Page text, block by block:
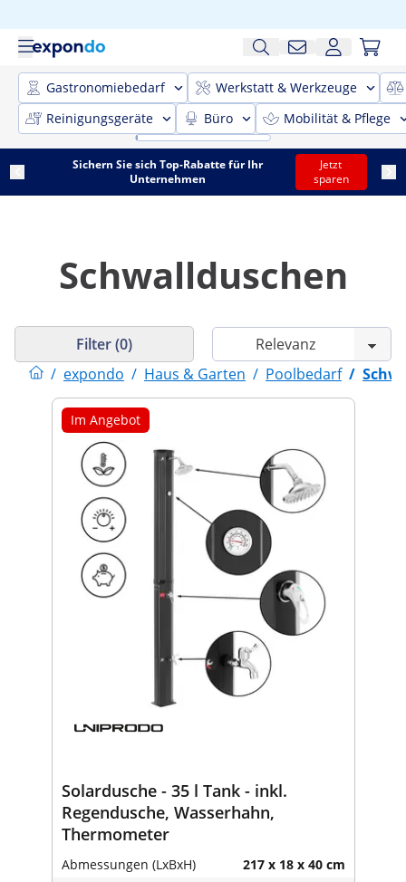
Gastronomiebedarf
Werkstatt & Werkzeuge
Reinigungsgeräte
Büro Mobilität & Pflege
Sichern Sie sich Top-Rabatte für Ihr
Unternehmen
Jetzt
sparen
Schwallduschen
/ expondo / Haus & Garten / Poolbedarf /
Filter (0)
Im Angebot
Solardusche - 35 l Tank - inkl.
Regendusche, Wasserhahn,
Thermometer
Abmessungen (LxBxH) 217 x 18 x 40 cm